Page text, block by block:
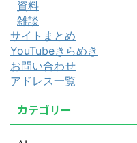
資料
雑談
サイトまとめ
YouTubeきらめき
お問い合わせ
アドレス一覧
カテゴリー